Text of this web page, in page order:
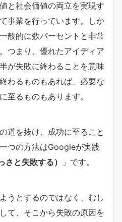
と社会価値の両立を実現す
事業を行っています。しか
般的に数パーセントと非常
つまり、優れたアイディア
が失敗に終わることを意味
わるものもあれば、必要な
至るものもあります。
道を抜け、成功に至ること
つの方法はGoogleが実践
と失敗する） 」です。
うとするのではなく、むし
て、そこから失敗の原因を